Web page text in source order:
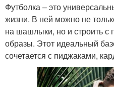
Футболка – это
жизни. В ней можно не
на шашлыки, но и строить
образы. Этот идеальный
сочетается с пиджаками,